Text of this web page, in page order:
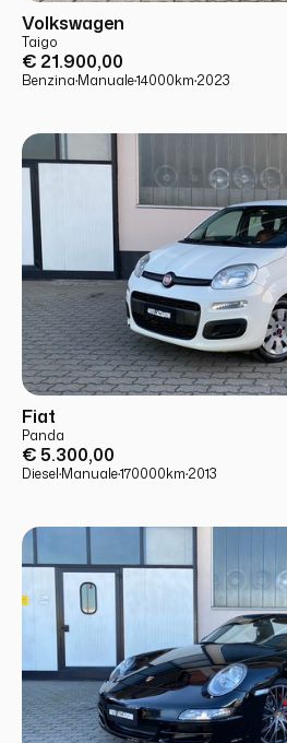
USATO
Volkswagen
Taigo
€ 21.900,00
Benzina·Manuale·14000km·2023
USATO
Fiat
Panda
€ 5.300,00
Diesel·Manuale·170000km·2013